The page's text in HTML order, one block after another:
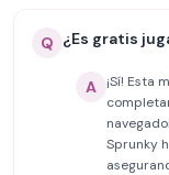
Q ¿Es gratis
A
¡Sí! Esta
Sprunky